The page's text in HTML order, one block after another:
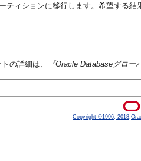
ティションに移行します。希望する結
の詳細は、 『Oracle Databaseグロ
Copyright ©1996,